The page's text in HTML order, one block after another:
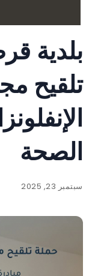
بلدية
تلقيح
الصحة
سبتمبر 23, 2025